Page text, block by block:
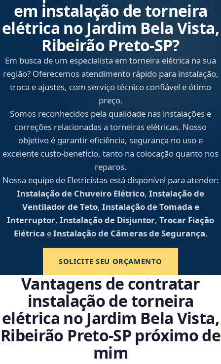
em instalação de torneira
elétrica no Jardim Bela Vista,
Ribeirão Preto‑SP?
Em busca de um especialista em torneira elétrica na sua
região? Oferecemos atendimento rápido para instalação,
troca e ajustes, com serviço técnico confiável e ótimo
preço.
Somos reconhecidos pela qualidade nas instalações e
correções relacionadas a torneiras elétricas. Nosso
objetivo é garantir eficiência, segurança no uso e
excelente custo-benefício, tanto na colocação quanto nos
reparos.
Nossa equipe de Eletricistas está disponível para atender:
Instalação de Chuveiro Elétrico, Instalação de
Ventilador de Teto, Instalação de Tomada e
Interruptor, Instalação de Disjuntor, Trocar Fiação
Elétrica eInstalação de Câmeras de Segurança.
SOLICITE SEU ORÇAMENTO
Vantagens de contratar
instalação de torneira
elétrica no Jardim Bela Vista,
Ribeirão Preto‑SP próximo de
mim